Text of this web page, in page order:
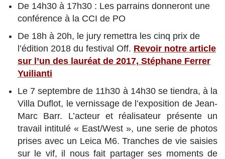
De 14h30 à 17h30 : Les parrains donneront une
conférence à la CCI de PO
De 18h à 20h, le jury remettra les cinq prix de
l’édition 2018 du festival Off. Revoir notre article
sur l’un des lauréat de 2017, Stéphane Ferrer
Yuilianti
Le 7 septembre de 11h30 à 14h30 se tiendra, à la
Villa Duflot, le vernissage de l’exposition de Jean-
Marc Barr. L’acteur et réalisateur présente un
travail intitulé « East/West », une serie de photos
prises avec un Leica M6. Tranches de vie saisies
sur le vif, il nous fait partager ses moments de